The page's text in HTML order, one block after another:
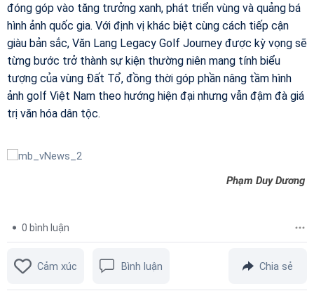
đóng góp vào tăng trưởng xanh, phát triển vùng và quảng bá
hình ảnh quốc gia. Với định vị khác biệt cùng cách tiếp cận
giàu bản sắc, Văn Lang Legacy Golf Journey được kỳ vọng sẽ
từng bước trở thành sự kiện thường niên mang tính biểu
tượng của vùng Đất Tổ, đồng thời góp phần nâng tầm hình
ảnh golf Việt Nam theo hướng hiện đại nhưng vẫn đậm đà giá
trị văn hóa dân tộc.
Phạm Duy Dương
0 bình luận
Cảm xúc Bình luận Chia sẻ